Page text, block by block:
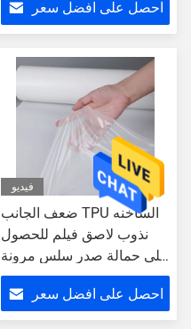
احصل على افضل سعر
فيديو
ضعف الجانب TPU الساخنه
نذوب لاصق فيلم للحصول
على حمالة صدر سلس مرونة
عالية
احصل على افضل سعر